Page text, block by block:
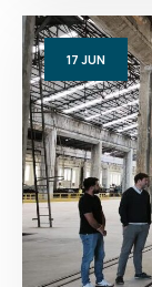
17 JUN